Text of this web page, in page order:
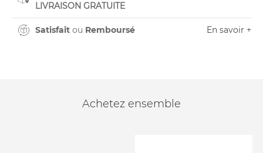
LIVRAISON GRATUITE
Satisfait ou Remboursé En savoir +
Achetez ensemble